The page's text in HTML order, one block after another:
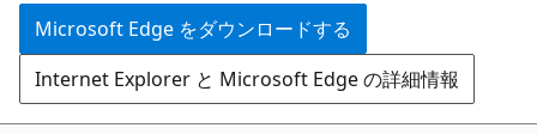
ツ
に
ス
キ
Microsoft Edge をダウンロードする
Internet Explorer と Microsoft Edge の詳細情報